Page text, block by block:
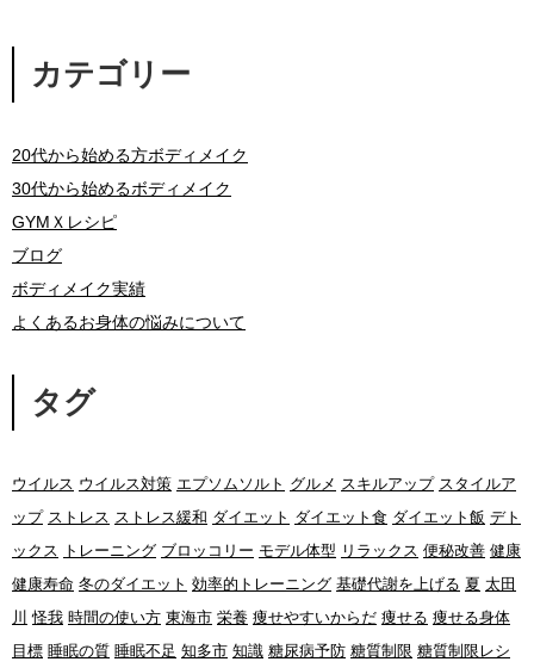
カテゴリー
20代から始める方ボディメイク
30代から始めるボディメイク
GYMＸレシピ
ブログ
ボディメイク実績
よくあるお身体の悩みについて
タグ
ウイルス ウイルス対策 エプソムソルト グルメ スキルアップ スタイルア
ップ ストレス ストレス緩和 ダイエット ダイエット食 ダイエット飯 デト
ックス トレーニング ブロッコリー モデル体型 リラックス 便秘改善 健康
健康寿命 冬のダイエット 効率的トレーニング 基礎代謝を上げる 夏 太田
川 怪我 時間の使い方 東海市 栄養 痩せやすいからだ 痩せる 痩せる身体
目標 睡眠の質 睡眠不足 知多市 知識 糖尿病予防 糖質制限 糖質制限レシ